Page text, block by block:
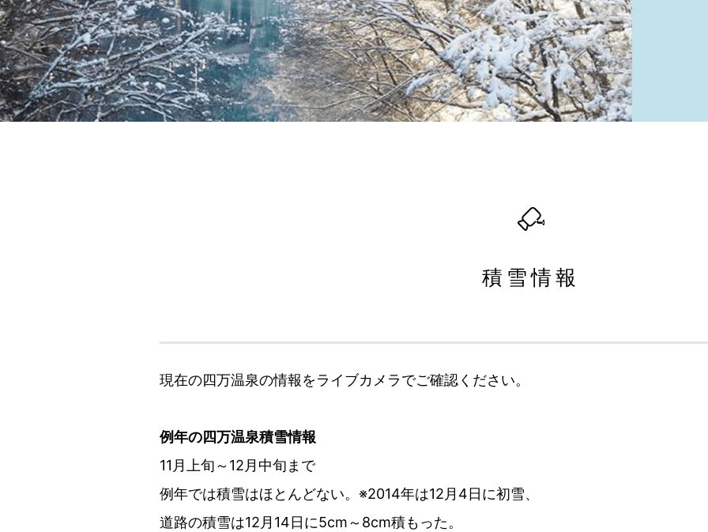
積雪情報
現在の四万温泉の情報をライブカメラでご確認ください。
例年の四万温泉積雪情報
11月上旬～12月中旬まで
例年では積雪はほとんどない。※2014年は12月4日に初雪、
道路の積雪は12月14日に5cm～8cm積もった。